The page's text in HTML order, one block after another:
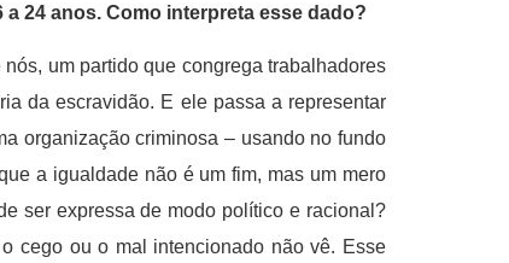
24 anos. Como interpreta esse dado?
um partido que congrega trabalhadores
da escravidão. E ele passa a representar
organização criminosa – usando no fundo
a igualdade não é um fim, mas um mero
ser expressa de modo político e racional?
cego ou o mal intencionado não vê. Esse